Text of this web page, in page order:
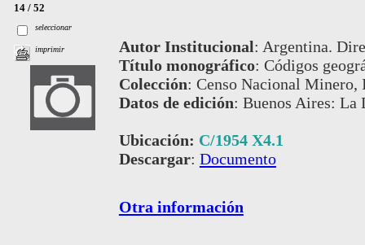
14 / 52
seleccionar
imprimir Autor Institucional: Argentina.
Título monográfico: Códigos
Colección: Censo Nacional
Datos de edición: Buenos Aires: La
Ubicación: C/1954 X4.1
Descargar: Documento
Otra información